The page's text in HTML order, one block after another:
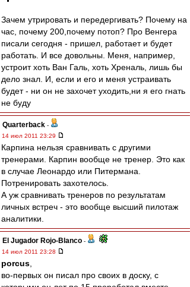
Зачем утрировать и передергивать? Почему на
час, почему 200,почему потоп? Про Венгера
писали сегодня - пришел, работает и будет
работать. И все довольны. Меня, например,
устроит хоть Ван Галь, хоть Хреналь, лишь бы
дело знал. И, если и его и меня устраивать
будет - ни он не захочет уходить,ни я его гнать
не буду
Quarterback -
14 июл 2011 23:29
Карпина нельзя сравнивать с другими
тренерами. Карпин вообще не тренер. Это как
в случае Леонардо или Питермана.
Потренировать захотелось.
А уж сравнивать тренеров по результатам
личных встреч - это вообще высший пилотаж
аналитики.
El Jugador Rojo-Blanco -
14 июл 2011 23:28
porcus
во-первых он писал про своих в доску, с